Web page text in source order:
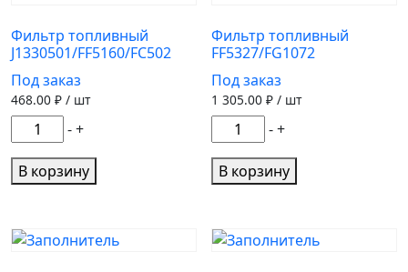
01030MT/FS19605/
Фильтр топливный
J1330501/FF5160/FC502
Под заказ
468.00 ₽ / шт
Количество
товара
Фильтр
топливный
-+
В корзину
Фильтр топливный
FF5327/FG1072
Под заказ
1 305.00₽ / шт
Количество
товара
Фильтр
топливный
- +
В корзину